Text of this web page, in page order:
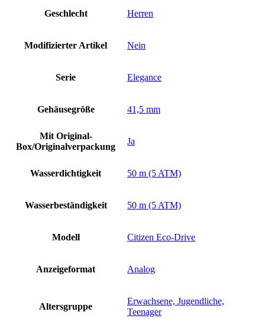
Geschlecht Herren
Modifizierter Artikel Nein
Serie Elegance
Gehäusegröße 41,5 mm
Mit Original-
Box/Originalverpackung
Ja
Wasserdichtigkeit 50 m (5 ATM)
Wasserbeständigkeit 50 m (5 ATM)
Modell Citizen Eco-Drive
Anzeigeformat Analog
Altersgruppe
Erwachsene, Jugendliche,
Teenager